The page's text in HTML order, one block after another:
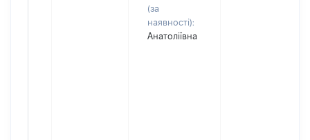
(за
наявності):
Анатоліївна